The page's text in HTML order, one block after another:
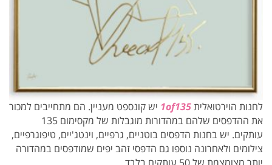
לחנות הוירטואלית1of135 יש קונספט מעניין. הם מתחייבים למכור
את ההדפסים שלהם במהדורות מוגבלות של מקסימום 135
עותקים. יש בחנות הדפסים בוטניים, גרפיים, וינטג'יים, טיפוגרפיים,
צילומים ולאחרונה נוספו גם הדפסי זהב יפים שמודפסים במהדורה